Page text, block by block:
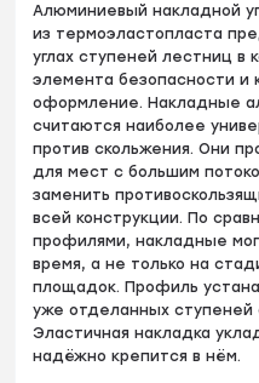
Алюминиевый накладной
из термоэластопласта
углах ступеней лестниц в
элемента безопасности и
оформление. Накладные
считаются наиболее
против скольжения. Они
для мест с большим
заменить
всей конструкции. По
профилями, накладные
время, а не только на
площадок. Профиль
уже отделанных
Эластичная накладка
надёжно крепится в нём.